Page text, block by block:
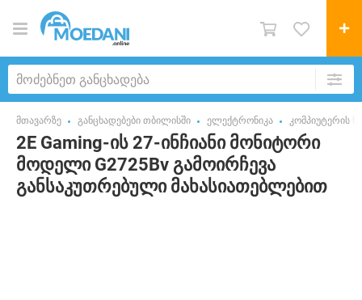
მთავარზე განცხადებები თბილისში ელექტრონიკა კომპიუტერის
2E Gaming-ის 27-ინჩიანი მონიტორი
მოდელი G2725Bv გამოირჩევა
განსაკუთრებული მახასიათებლებით